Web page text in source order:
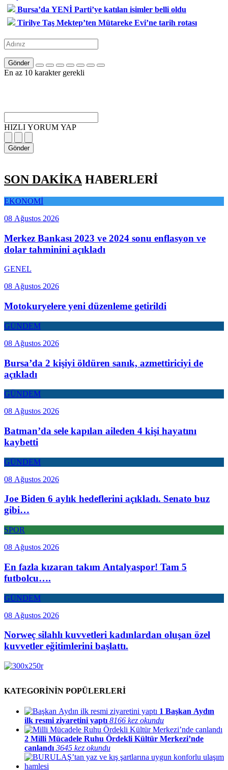
Bursa’da YENİ Parti’ye katılan isimler belli oldu
Tirilye Taş Mektep’ten Mütareke Evi’ne tarih rotası
Gönder
En az 10 karakter gerekli
HIZLI YORUM YAP
Gönder
SON DAKİKA HABERLERİ
EKONOMİ
08 Ağustos 2026
Merkez Bankası 2023 ve 2024 sonu enflasyon ve
dolar tahminini açıkladı
GENEL
08 Ağustos 2026
Motokuryelere yeni düzenleme getirildi
GÜNDEM
08 Ağustos 2026
Bursa’da 2 kişiyi öldüren sanık, azmettiriciyi de
açıkladı
GÜNDEM
08 Ağustos 2026
Batman’da sele kapılan aileden 4 kişi hayatını
kaybetti
GÜNDEM
08 Ağustos 2026
Joe Biden 6 aylık hedeflerini açıkladı. Senato buz
gibi…
SPOR
08 Ağustos 2026
En fazla kızaran takım Antalyaspor! Tam 5
futbolcu….
GÜNDEM
08 Ağustos 2026
Norweç silahlı kuvvetleri kadınlardan oluşan özel
kuvvetler eğitimlerini başlattı.
KATEGORİNİN POPÜLERLERİ
1 Başkan Aydın
ilk resmi ziyaretini yaptı 8166 kez okundu
2 Milli Mücadele Ruhu Ördekli Kültür Merkezi’nde
canlandı 3645 kez okundu